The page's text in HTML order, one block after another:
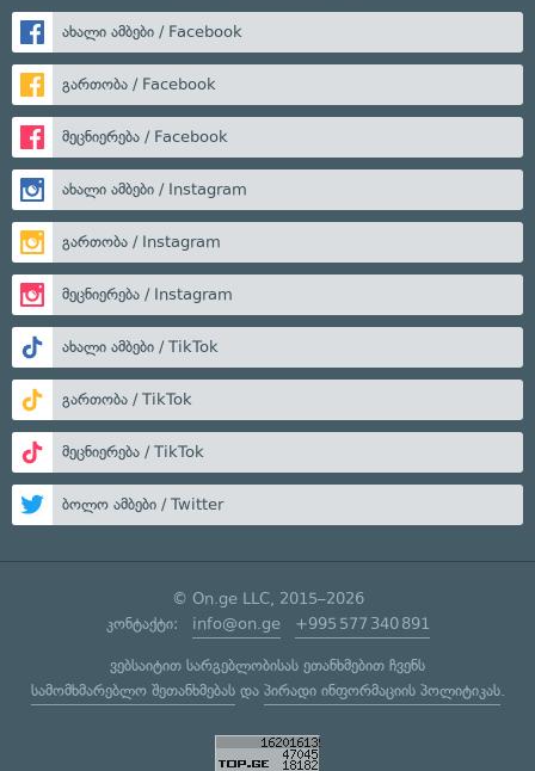
ახალი ამბები / Facebook
გართობა / Facebook
მეცნიერება / Facebook
ახალი ამბები / Instagram
გართობა / Instagram
მეცნიერება / Instagram
ახალი ამბები / TikTok
გართობა / TikTok
მეცნიერება / TikTok
ბოლო ამბები / Twitter
© On.ge LLC, 2015–2026
კონტაქტი: info@on.ge +995 577 340 891
ვებსაიტით სარგებლობისას ეთანხმებით ჩვენს
სამომხმარებლო შეთანხმებასდა პირადი ინფორმაციის პოლიტიკას.